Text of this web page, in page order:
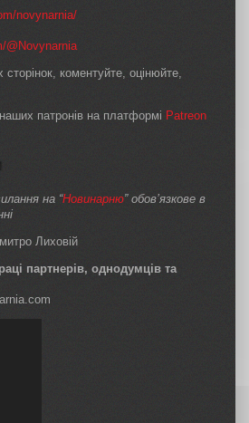
novynarnia/
@Novynarnia
коментуйте, оцінюйте,
патронів на платформі Patreon
на “Новинарню” обов’язкове в
Лиховій
партнерів, однодумців та